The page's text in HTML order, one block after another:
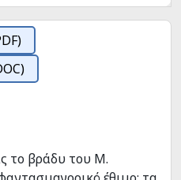
το βράδυ του Μ.